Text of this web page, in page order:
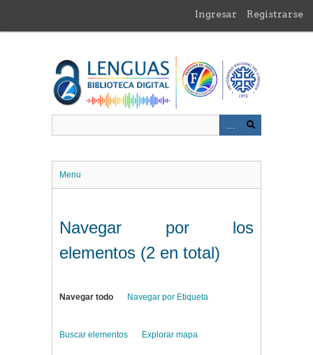
contenido
Ingresar Registrarse
Menu
Navegar por los
elementos (2 en total)
Navegar todo Navegar por Etiqueta
Buscar elementos Explorar mapa